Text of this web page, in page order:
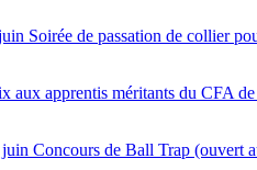
Soirée de passation de collier
aux apprentis méritants du CFA
Concours de Ball Trap (ouvert